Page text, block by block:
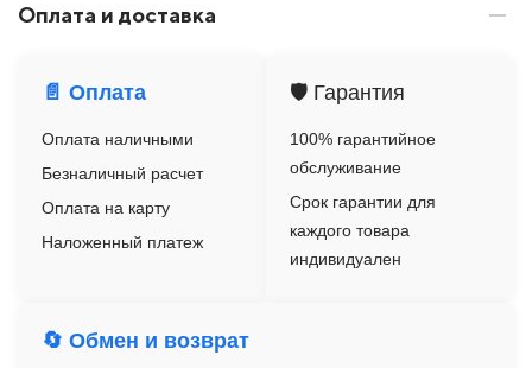
Оплата и доставка
📄 Оплата
Оплата наличными
Безналичный расчет
Оплата на карту
Наложенный платеж
🛡️ Гарантия
100% гарантийное
обслуживание
Срок гарантии для
каждого товара
индивидуален
🔄 Обмен и возврат